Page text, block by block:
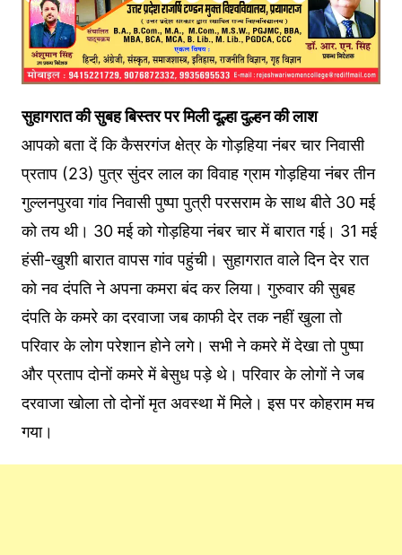
सुहागरात की सुबह बिस्तर पर मिली दूल्हा दुल्हन की लाश
आपको बता दें कि कैसरगंज क्षेत्र के गोड़हिया नंबर चार निवासी
प्रताप (23) पुत्र सुंदर लाल का विवाह ग्राम गोड़हिया नंबर तीन
गुल्लनपुरवा गांव निवासी पुष्पा पुत्री परसराम के साथ बीते 30 मई
को तय थी। 30 मई को गोड़हिया नंबर चार में बारात गई। 31 मई
हंसी-खुशी बारात वापस गांव पहुंची। सुहागरात वाले दिन देर रात
को नव दंपति ने अपना कमरा बंद कर लिया। गुरुवार की सुबह
दंपति के कमरे का दरवाजा जब काफी देर तक नहीं खुला तो
परिवार के लोग परेशान होने लगे। सभी ने कमरे में देखा तो पुष्पा
और प्रताप दोनों कमरे में बेसुध पड़े थे। परिवार के लोगों ने जब
दरवाजा खोला तो दोनों मृत अवस्था में मिले। इस पर कोहराम मच
गया।